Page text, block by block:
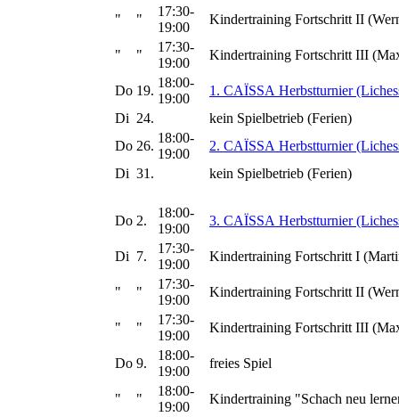
" "
17:30-
19:00
Kindertraining Fortschritt II
" "
17:30-
19:00
Kindertraining Fortschritt III
Do 19.
18:00-
19:00
1. CAÏSSA Herbstturnier
Di 24.
kein Spielbetrieb (Ferien)
Do 26.
18:00-
19:00
2. CAÏSSA Herbstturnier
Di 31. kein Spielbetrieb (Ferien)
Do 2.
18:00-
19:00
3. CAÏSSA Herbstturnier
Di 7.
17:30-
19:00
Kindertraining Fortschritt I
" "
17:30-
19:00
Kindertraining Fortschritt II
" "
17:30-
19:00
Kindertraining Fortschritt III
Do 9.
18:00-
19:00
freies Spiel
" "
18:00-
19:00
Kindertraining "Schach neu